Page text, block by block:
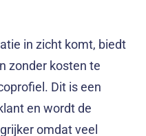
in zicht komt, biedt
zonder kosten te
Dit is een
en wordt de
omdat veel